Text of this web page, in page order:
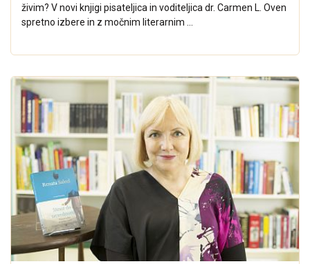
živim? V novi knjigi pisateljica in voditeljica dr. Carmen L. Oven
spretno izbere in z močnim literarnim ...